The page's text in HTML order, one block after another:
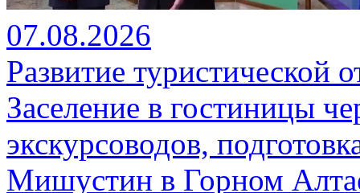
07.08.2026
Развитие туристической
Заселение в гостиницы
экскурсоводов,
Мишустин в Горном